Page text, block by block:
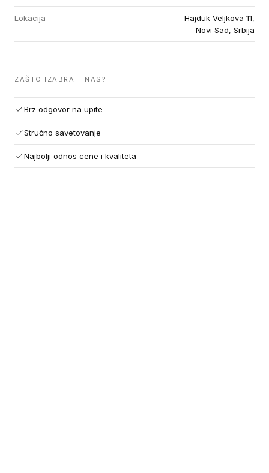
Lokacija
Hajduk Veljkova 11,
Novi Sad, Srbija
ZAŠTO IZABRATI NAS?
Brz odgovor na upite
Stručno savetovanje
Najbolji odnos cene i kvaliteta